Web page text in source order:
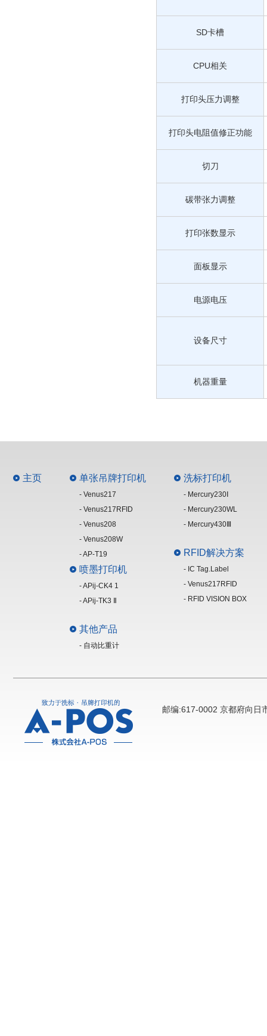
SD卡槽
CPU相关
打印头压力调整
打印头电阻值修正功能
切刀
碳带张力调整
打印张数显示
面板显示
电源电压
设备尺寸
机器重量
主页 单张吊牌打印机
- Venus217
- Venus217RFID
- Venus208
- Venus208W
- AP-T19
喷墨打印机
- APij-CK4 1
- APij-TK3 Ⅱ
其他产品
- 自动比重计
洗标打印机
- Mercury230Ⅰ
- Mercury230WL
- Mercury430Ⅲ
RFID解决方案
- IC Tag.Label
- Venus217RFID
- RFID VISION BOX
邮编:617-0002 京都府向日